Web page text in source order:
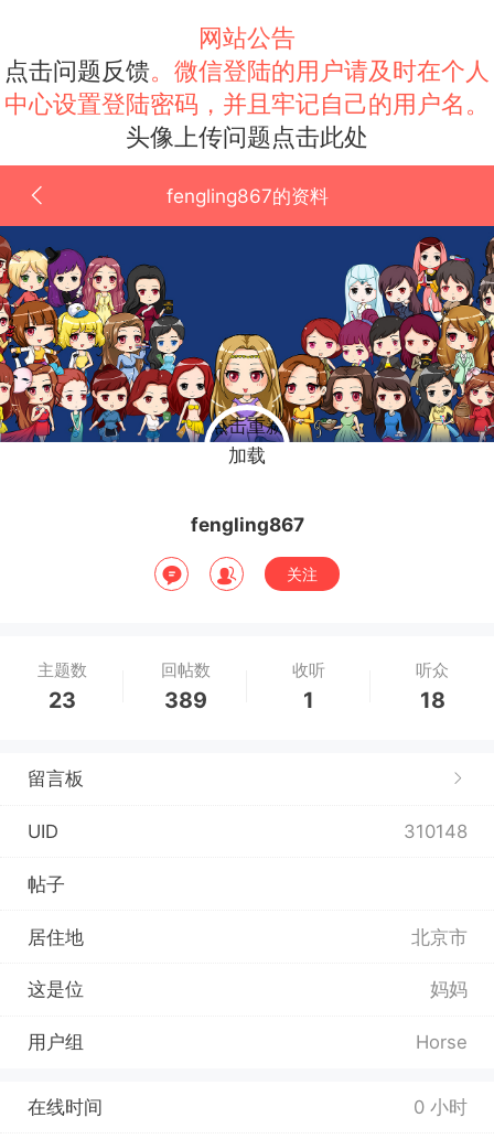
网站公告
点击问题反馈。微信登陆的用户请及时在个人
中心设置登陆密码，并且牢记自己的用户名。
头像上传问题点击此处
fengling867的资料
点击重新
加载
fengling867
关注
主题数
23
回帖数
389
收听
1
听众
18
留言板
UID 310148
帖子
居住地 北京市
这是位 妈妈
用户组 Horse
在线时间 0 小时